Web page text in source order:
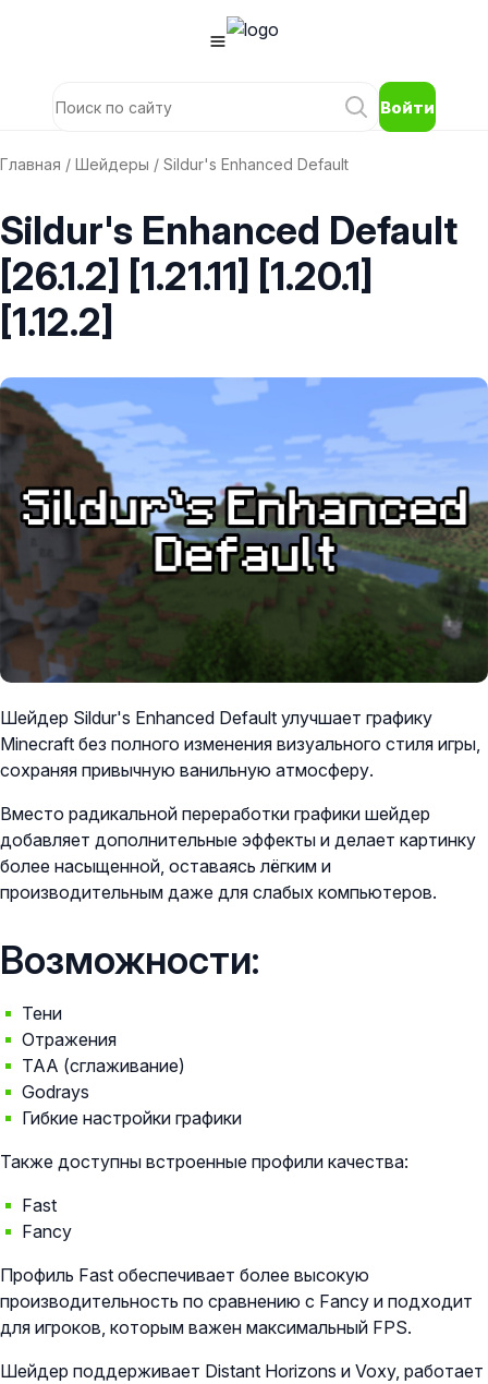
Войти
Главная / Шейдеры / Sildur's Enhanced Default
Sildur's Enhanced Default
[26.1.2] [1.21.11] [1.20.1]
[1.12.2]
Шейдер Sildur's Enhanced Default улучшает графику
Minecraft без полного изменения визуального стиля игры,
сохраняя привычную ванильную атмосферу.
Вместо радикальной переработки графики шейдер
добавляет дополнительные эффекты и делает картинку
более насыщенной, оставаясь лёгким и
производительным даже для слабых компьютеров.
Возможности:
Тени
Отражения
TAA (сглаживание)
Godrays
Гибкие настройки графики
Также доступны встроенные профили качества:
Fast
Fancy
Профиль Fast обеспечивает более высокую
производительность по сравнению с Fancy и подходит
для игроков, которым важен максимальный FPS.
Шейдер поддерживает Distant Horizons и Voxy, работает